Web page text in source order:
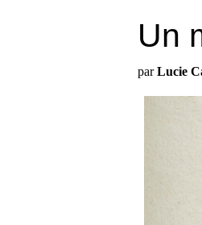
Un
parLucie